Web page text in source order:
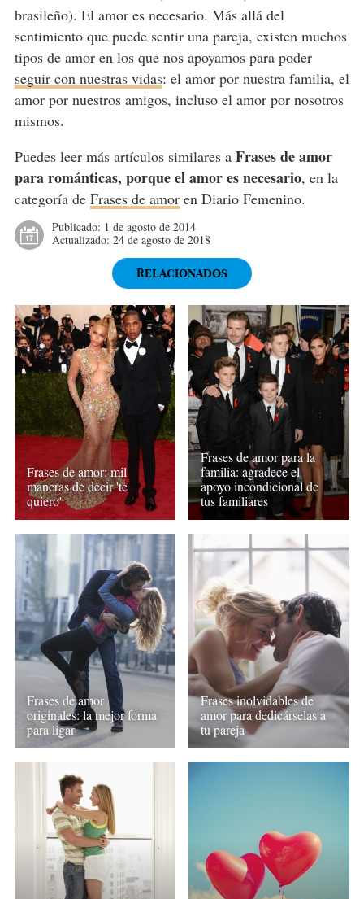
brasileño). El amor es necesario. Más allá del
sentimiento que puede sentir una pareja, existen muchos
tipos de amor en los que nos apoyamos para poder
seguir con nuestras vidas: el amor por nuestra familia, el
amor por nuestros amigos, incluso el amor por nosotros
mismos.
Puedes leer más artículos similares a Frases de amor
para románticas, porque el amor es necesario, en la
categoría de Frases de amoren Diario Femenino.
Publicado: 1 de agosto de 2014
Actualizado: 24 de agosto de 2018
RELACIONADOS
Frases de amor: mil
maneras de decir 'te
quiero'
Frases de amor para la
familia: agradece el
apoyo incondicional de
tus familiares
Frases de amor
originales: la mejor forma
para ligar
Frases inolvidables de
amor para dedicárselas a
tu pareja